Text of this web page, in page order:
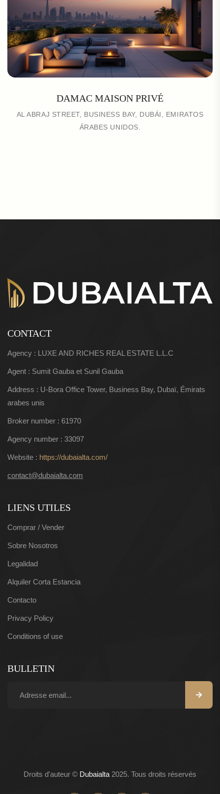
DAMAC MAISON PRIVÉ
AL ABRAJ STREET, BUSINESS BAY, DUBÁI, EMIRATOS
ÁRABES UNIDOS.
CONTACT
Agency : LUXE AND RICHES REAL ESTATE L.L.C
Agent : Sumit Gauba et Sunil Gauba
Address : U-Bora Office Tower, Business Bay, Dubaï, Émirats
arabes unis
Broker number : 61970
Agency number : 33097
Website : https://dubaialta.com/
contact@dubaialta.com
LIENS UTILES
Comprar / Vender
Sobre Nosotros
Legalidad
Alquiler Corta Estancia
Contacto
Privacy Policy
Conditions of use
BULLETIN
Droits d'auteur © Dubaialta 2025. Tous droits réservés